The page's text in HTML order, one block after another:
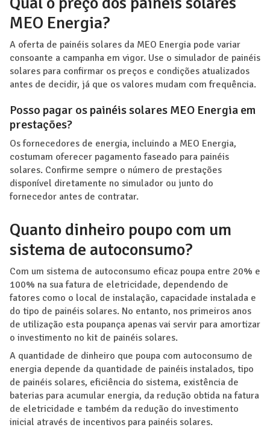
MEO Energia?
A oferta de painéis solares da MEO Energia pode variar
consoante a campanha em vigor. Use o simulador de painéis
solares para confirmar os preços e condições atualizados
antes de decidir, já que os valores mudam com frequência.
Posso pagar os painéis solares MEO Energia em
prestações?
Os fornecedores de energia, incluindo a MEO Energia,
costumam oferecer pagamento faseado para painéis
solares. Confirme sempre o número de prestações
disponível diretamente no simulador ou junto do
fornecedor antes de contratar.
Quanto dinheiro poupo com um
sistema de autoconsumo?
Com um sistema de autoconsumo eficaz poupa entre 20% e
100% na sua fatura de eletricidade, dependendo de
fatores como o local de instalação, capacidade instalada e
do tipo de painéis solares. No entanto, nos primeiros anos
de utilização esta poupança apenas vai servir para amortizar
o investimento no kit de painéis solares.
A quantidade de dinheiro que poupa com autoconsumo de
energia depende da quantidade de painéis instalados, tipo
de painéis solares, eficiência do sistema, existência de
baterias para acumular energia, da redução obtida na fatura
de eletricidade e também da redução do investimento
inicial através de incentivos para painéis solares.